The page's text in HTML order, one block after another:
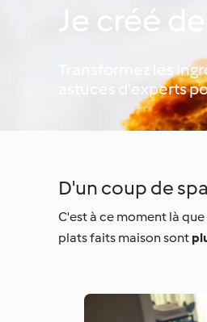
Je créé
Transformez les
astuces d'experts
D'un coup de
C'est à ce moment là que
plats faits maison sont